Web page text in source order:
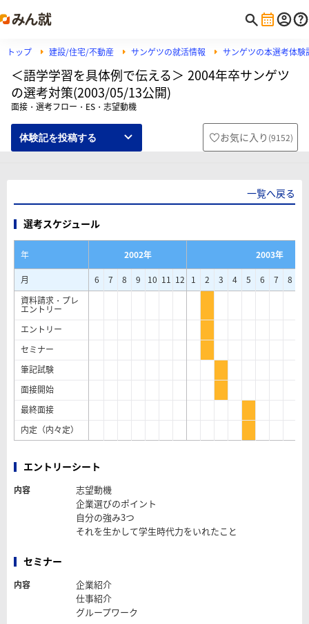
トップ 建設/住宅/不動産 サンゲツの就活情報 サンゲツの本選考体験
＜語学学習を具体例で伝える＞ 2004年卒サンゲツ
の選考対策(2003/05/13公開)
面接・選考フロー・ES・志望動機
体験記を投稿する お気に入り (9152)
一覧へ戻る
選考スケジュール
年 2002年
2003年
月
6 7 8 9 10 11 12 1 2 3 4 5 6 7 8
資料請求・プレ
エントリー
エントリー
セミナー
筆記試験
面接開始
最終面接
内定（内々定）
エントリーシート
内容
志望動機
企業選びのポイント
自分の強み3つ
それを生かして学生時代力をいれたこと
セミナー
内容
企業紹介
仕事紹介
グループワーク